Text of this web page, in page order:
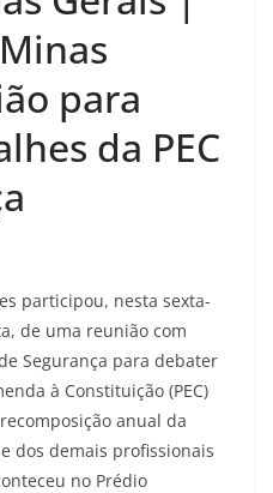
para
da PEC
participou, nesta sexta-
de uma reunião com
Segurança para debater
à Constituição (PEC)
anual da
dos demais profissionais
no Prédio